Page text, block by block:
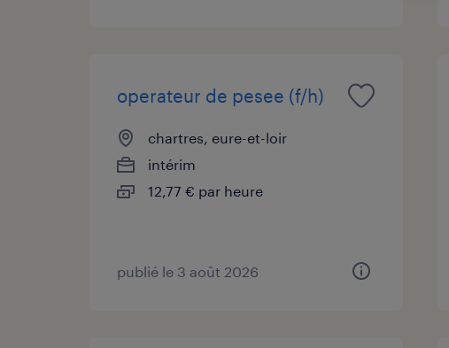
operateur de pesee (f/h)
chartres, eure-et-loir
intérim
12,77 € par heure
publié le 3 août 2026